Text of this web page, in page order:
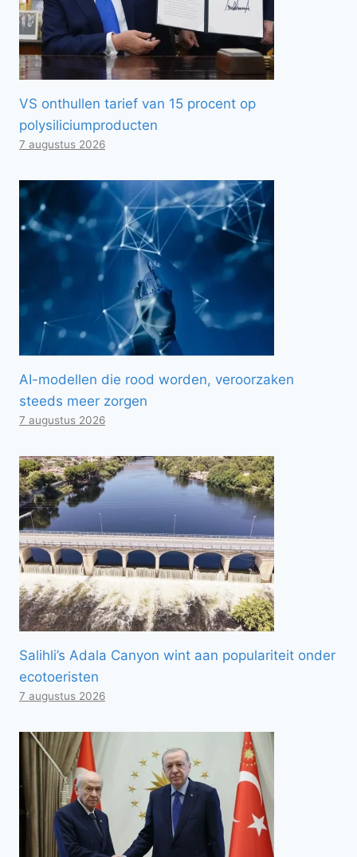
VS onthullen tarief van 15 procent op
polysiliciumproducten
7 augustus 2026
AI-modellen die rood worden, veroorzaken
steeds meer zorgen
7 augustus 2026
Salihli’s Adala Canyon wint aan populariteit onder
ecotoeristen
7 augustus 2026